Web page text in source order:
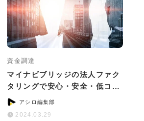
資金調達
マイナビブリッジの法人ファク
タリングで安心・安全・低コス
トの資金調達！
アシロ編集部
2024.03.29